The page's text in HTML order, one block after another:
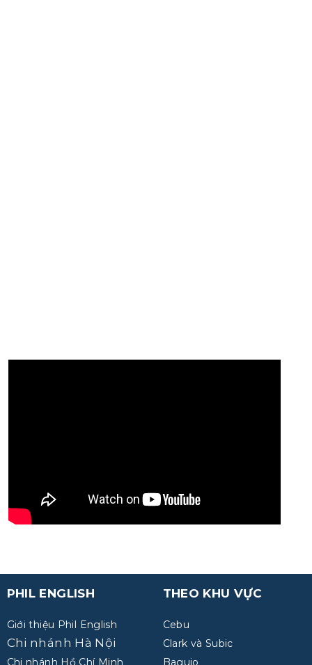
PHIL ENGLISH
Giới thiệu Phil English
Chi nhánh Hà Nội
Chi nhánh Hồ Chí Minh
THEO KHU VỰC
Cebu
Clark và Subic
Baguio